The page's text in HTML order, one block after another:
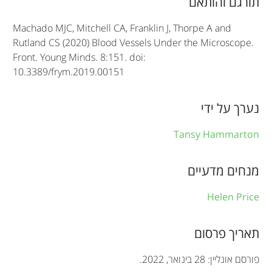
e
f
o
m
a
i
o
Machado MJC, Mitchell CA, Franklin J, Thorpe A and
Rutland CS (2020) Blood Vessels Under the Microscope.
Front. Young Minds. 8:151. doi:
10.3389/frym.2019.00151
נערך על ידי
Tansy Hammarton
מנחים מדעיים
Helen Price
תאריך פרסום
פורסם אונליין: 28 בינואר, 2022.